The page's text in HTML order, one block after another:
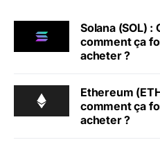
Solana (SOL) :
comment ça
acheter ?
Ethereum
comment ça
acheter ?